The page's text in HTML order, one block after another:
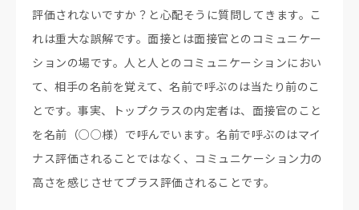
評価されないですか？と心配そうに質問してきます。こ
れは重大な誤解です。面接とは面接官とのコミュニケー
ションの場です。人と人とのコミュニケーションにおい
て、相手の名前を覚えて、名前で呼ぶのは当たり前のこ
とです。事実、トップクラスの内定者は、面接官のこと
を名前（○○様）で呼んでいます。名前で呼ぶのはマイ
ナス評価されることではなく、コミュニケーション力の
高さを感じさせてプラス評価されることです。